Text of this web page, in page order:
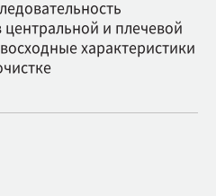
и плечевой
характеристики